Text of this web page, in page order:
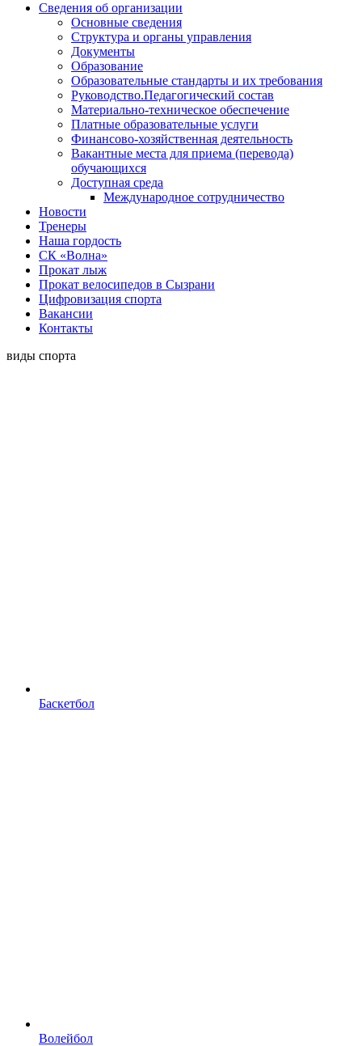
Сведения об организации
Основные сведения
Структура и органы управления
Документы
Образование
Образовательные стандарты и их требования
Руководство.Педагогический состав
Материально-техническое обеспечение
Платные образовательные услуги
Финансово-хозяйственная деятельность
Вакантные места для приема (перевода)
обучающихся
Доступная среда
Международное сотрудничество
Новости
Тренеры
Наша гордость
СК «Волна»
Прокат лыж
Прокат велосипедов в Сызрани
Цифровизация спорта
Вакансии
Контакты
виды спорта
Баскетбол
Волейбол